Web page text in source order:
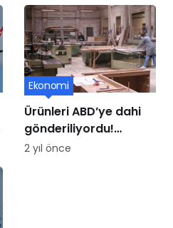
Ürünleri ABD’ye dahi
gönderiliyordu!
Mobilya üssü iflasın
Ekonomi
2 yıl önce